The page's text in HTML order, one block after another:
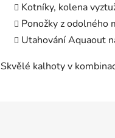
Kotníky, kolena
Ponožky z odolného
Utahování Aquaout
Skvělé kalhoty v